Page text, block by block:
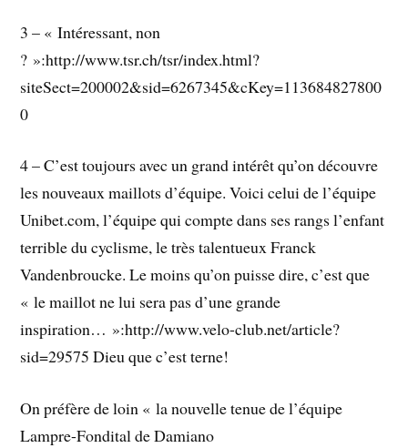
3 – « Intéressant, non
? »:http://www.tsr.ch/tsr/index.html?
siteSect=200002&sid=6267345&cKey=113684827800
0
4 – C’est toujours avec un grand intérêt qu’on découvre
les nouveaux maillots d’équipe. Voici celui de l’équipe
Unibet.com, l’équipe qui compte dans ses rangs l’enfant
terrible du cyclisme, le très talentueux Franck
Vandenbroucke. Le moins qu’on puisse dire, c’est que
« le maillot ne lui sera pas d’une grande
inspiration… »:http://www.velo-club.net/article?
sid=29575 Dieu que c’est terne!
On préfère de loin « la nouvelle tenue de l’équipe
Lampre-Fondital de Damiano